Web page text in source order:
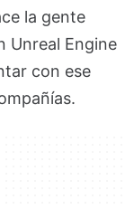
la gente
Unreal Engine
con ese